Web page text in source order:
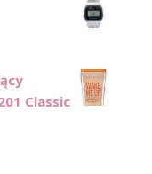
Classic